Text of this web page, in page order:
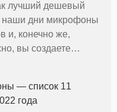
лучший дешевый
наши дни микрофоны
и, конечно же,
вы создаете
высшего
— список 11
года